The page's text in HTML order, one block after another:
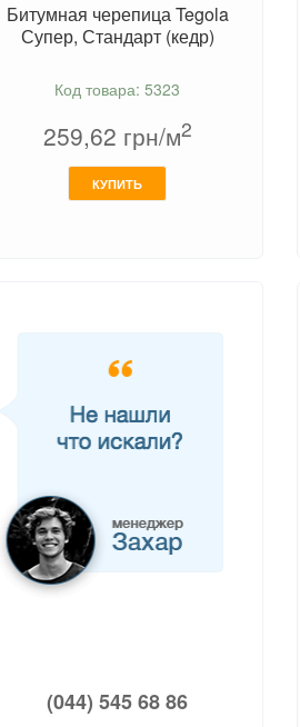
Битумная черепица Tegola
Супер, Стандарт (кедр)
Код товара: 5323
259,62 грн/м2
КУПИТЬ
(044) 545 68 86